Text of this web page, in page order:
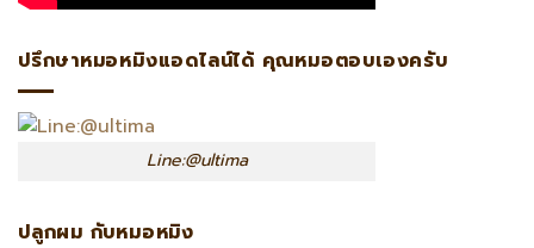
ปรึกษาหมอหมิงแอดไลน์ได้ คุณหมอตอบเองครับ
Line:@ultima
ปลูกผม กับหมอหมิง